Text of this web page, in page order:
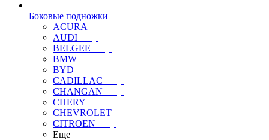
Боковые подножки
ACURA
AUDI
BELGEE
BMW
BYD
CADILLAC
CHANGAN
CHERY
CHEVROLET
CITROEN
Еще